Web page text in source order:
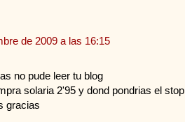
de 2009 a las 16:15
no pude leer tu blog
solaria 2'95 y dond pondrias el stop
gracias